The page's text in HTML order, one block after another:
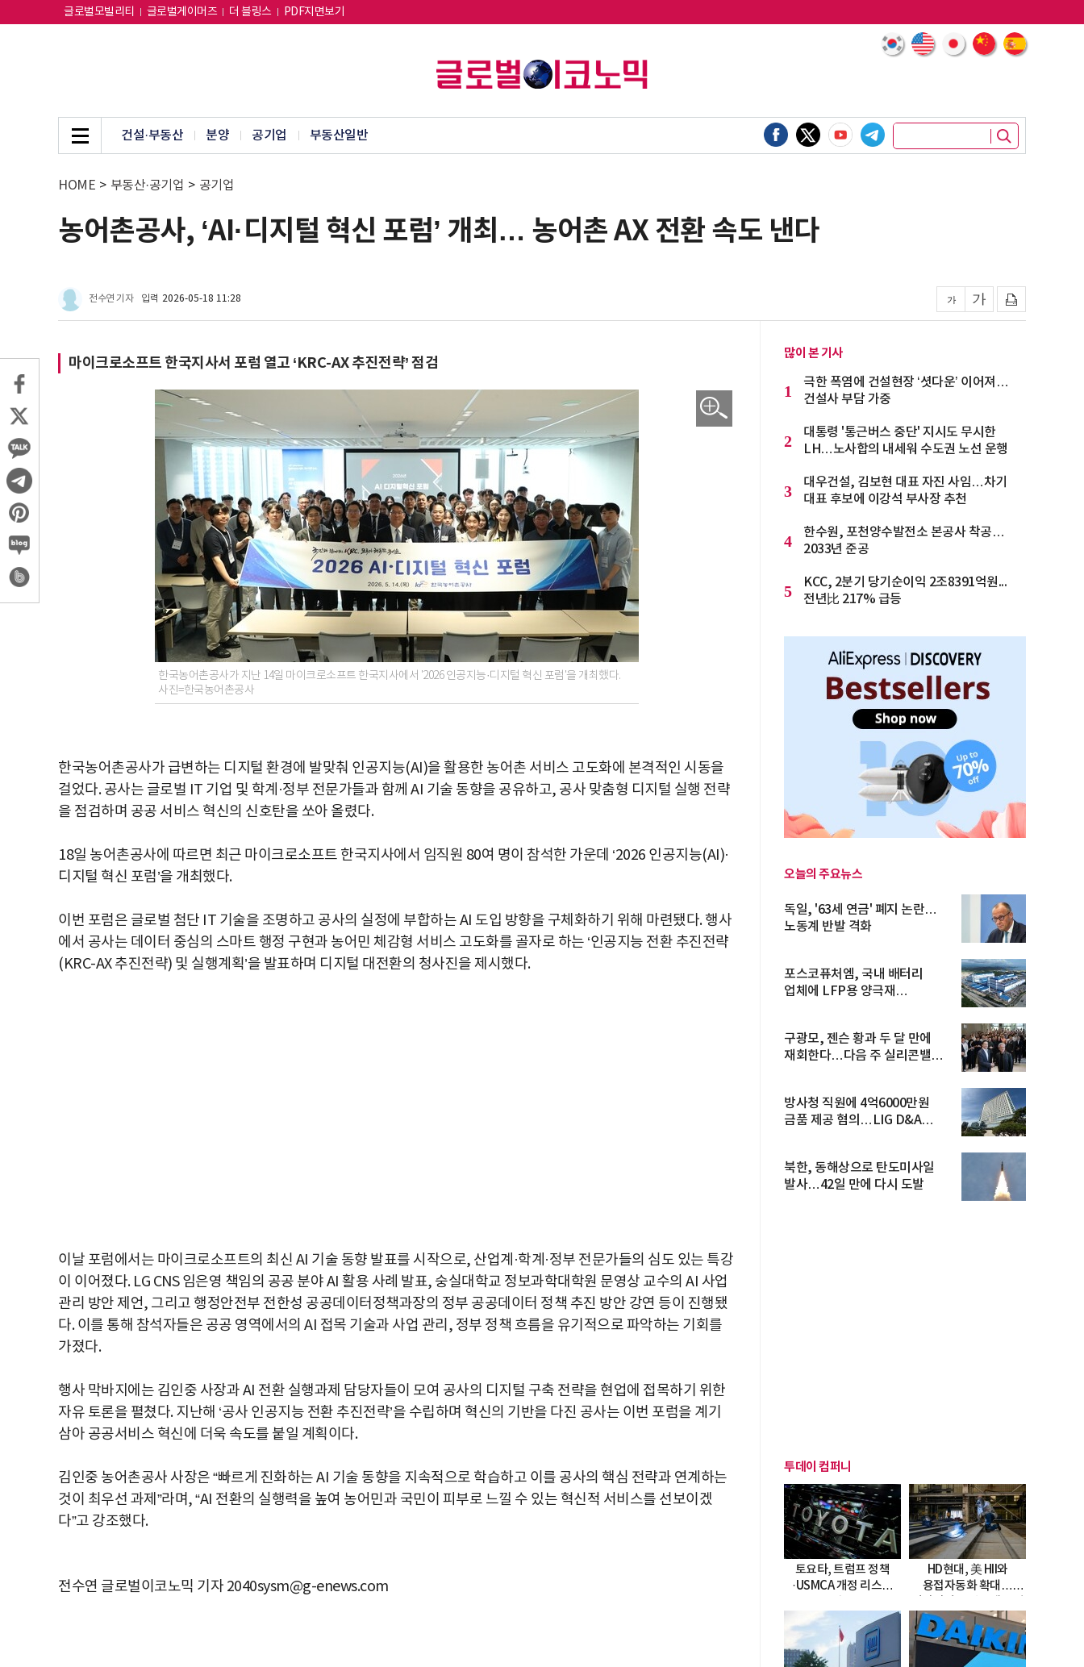
글로벌모빌리티 글로벌게이머즈 더 블링스 PDF지면보기
건설·부동산 분양 공기업 부동산일반
HOME > 부동산·공기업 > 공기업
농어촌공사, ‘AI·디지털 혁신 포럼’ 개최… 농어촌 AX 전환 속도 낸다
전수연 기자 입력 2026-05-18 11:28
마이크로소프트 한국지사서 포럼 열고 ‘KRC-AX 추진전략’ 점검
한국농어촌공사가 지난 14일 마이크로소프트 한국지사에서 '2026 인공지능·디지털 혁신 포럼'을 개최했다.
사진=한국농어촌공사
한국농어촌공사가 급변하는 디지털 환경에 발맞춰 인공지능(AI)을 활용한 농어촌 서비스 고도화에 본격적인 시동을
걸었다. 공사는 글로벌 IT 기업 및 학계·정부 전문가들과 함께 AI 기술 동향을 공유하고, 공사 맞춤형 디지털 실행 전략
을 점검하며 공공 서비스 혁신의 신호탄을 쏘아 올렸다.
18일 농어촌공사에 따르면 최근 마이크로소프트 한국지사에서 임직원 80여 명이 참석한 가운데 ‘2026 인공지능(AI)·
디지털 혁신 포럼’을 개최했다.
이번 포럼은 글로벌 첨단 IT 기술을 조명하고 공사의 실정에 부합하는 AI 도입 방향을 구체화하기 위해 마련됐다. 행사
에서 공사는 데이터 중심의 스마트 행정 구현과 농어민 체감형 서비스 고도화를 골자로 하는 ‘인공지능 전환 추진전략
(KRC-AX 추진전략) 및 실행계획’을 발표하며 디지털 대전환의 청사진을 제시했다.
이날 포럼에서는 마이크로소프트의 최신 AI 기술 동향 발표를 시작으로, 산업계·학계·정부 전문가들의 심도 있는 특강
이 이어졌다. LG CNS 임은영 책임의 공공 분야 AI 활용 사례 발표, 숭실대학교 정보과학대학원 문영상 교수의 AI 사업
관리 방안 제언, 그리고 행정안전부 전한성 공공데이터정책과장의 정부 공공데이터 정책 추진 방안 강연 등이 진행됐
다. 이를 통해 참석자들은 공공 영역에서의 AI 접목 기술과 사업 관리, 정부 정책 흐름을 유기적으로 파악하는 기회를
가졌다.
행사 막바지에는 김인중 사장과 AI 전환 실행과제 담당자들이 모여 공사의 디지털 구축 전략을 현업에 접목하기 위한
자유 토론을 펼쳤다. 지난해 ‘공사 인공지능 전환 추진전략’을 수립하며 혁신의 기반을 다진 공사는 이번 포럼을 계기
삼아 공공서비스 혁신에 더욱 속도를 붙일 계획이다.
김인중 농어촌공사 사장은 “빠르게 진화하는 AI 기술 동향을 지속적으로 학습하고 이를 공사의 핵심 전략과 연계하는
것이 최우선 과제”라며, “AI 전환의 실행력을 높여 농어민과 국민이 피부로 느낄 수 있는 혁신적 서비스를 선보이겠
다”고 강조했다.
전수연 글로벌이코노믹 기자 2040sysm@g-enews.com
많이 본 기사
1
극한 폭염에 건설현장 ‘셧다운’ 이어져…
건설사 부담 가중
2
대통령 '통근버스 중단' 지시도 무시한
LH…노사합의 내세워 수도권 노선 운행
3
대우건설, 김보현 대표 자진 사임…차기
대표 후보에 이강석 부사장 추천
4
한수원, 포천양수발전소 본공사 착공…
2033년 준공
5
KCC, 2분기 당기순이익 2조8391억원...
전년比 217% 급등
오늘의 주요뉴스
독일, '63세 연금' 폐지 논란…
노동계 반발 격화
포스코퓨처엠, 국내 배터리
업체에 LFP용 양극재
구광모, 젠슨 황과 두 달 만에
재회한다…다음 주 실리콘밸리
방사청 직원에 4억6000만원
금품 제공 혐의…LIG D&A
북한, 동해상으로 탄도미사일
발사…42일 만에 다시 도발
투데이 컴퍼니
토요타, 트럼프 정책
·USMCA 개정 리스크
HD현대, 美 HII와
용접자동화 확대…
도입